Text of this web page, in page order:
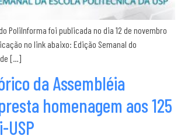
PoliInforma foi publicada no dia 12 de novembro
no link abaixo: Edição Semanal do
de […]
da Assembléia
homenagem aos 125
USP